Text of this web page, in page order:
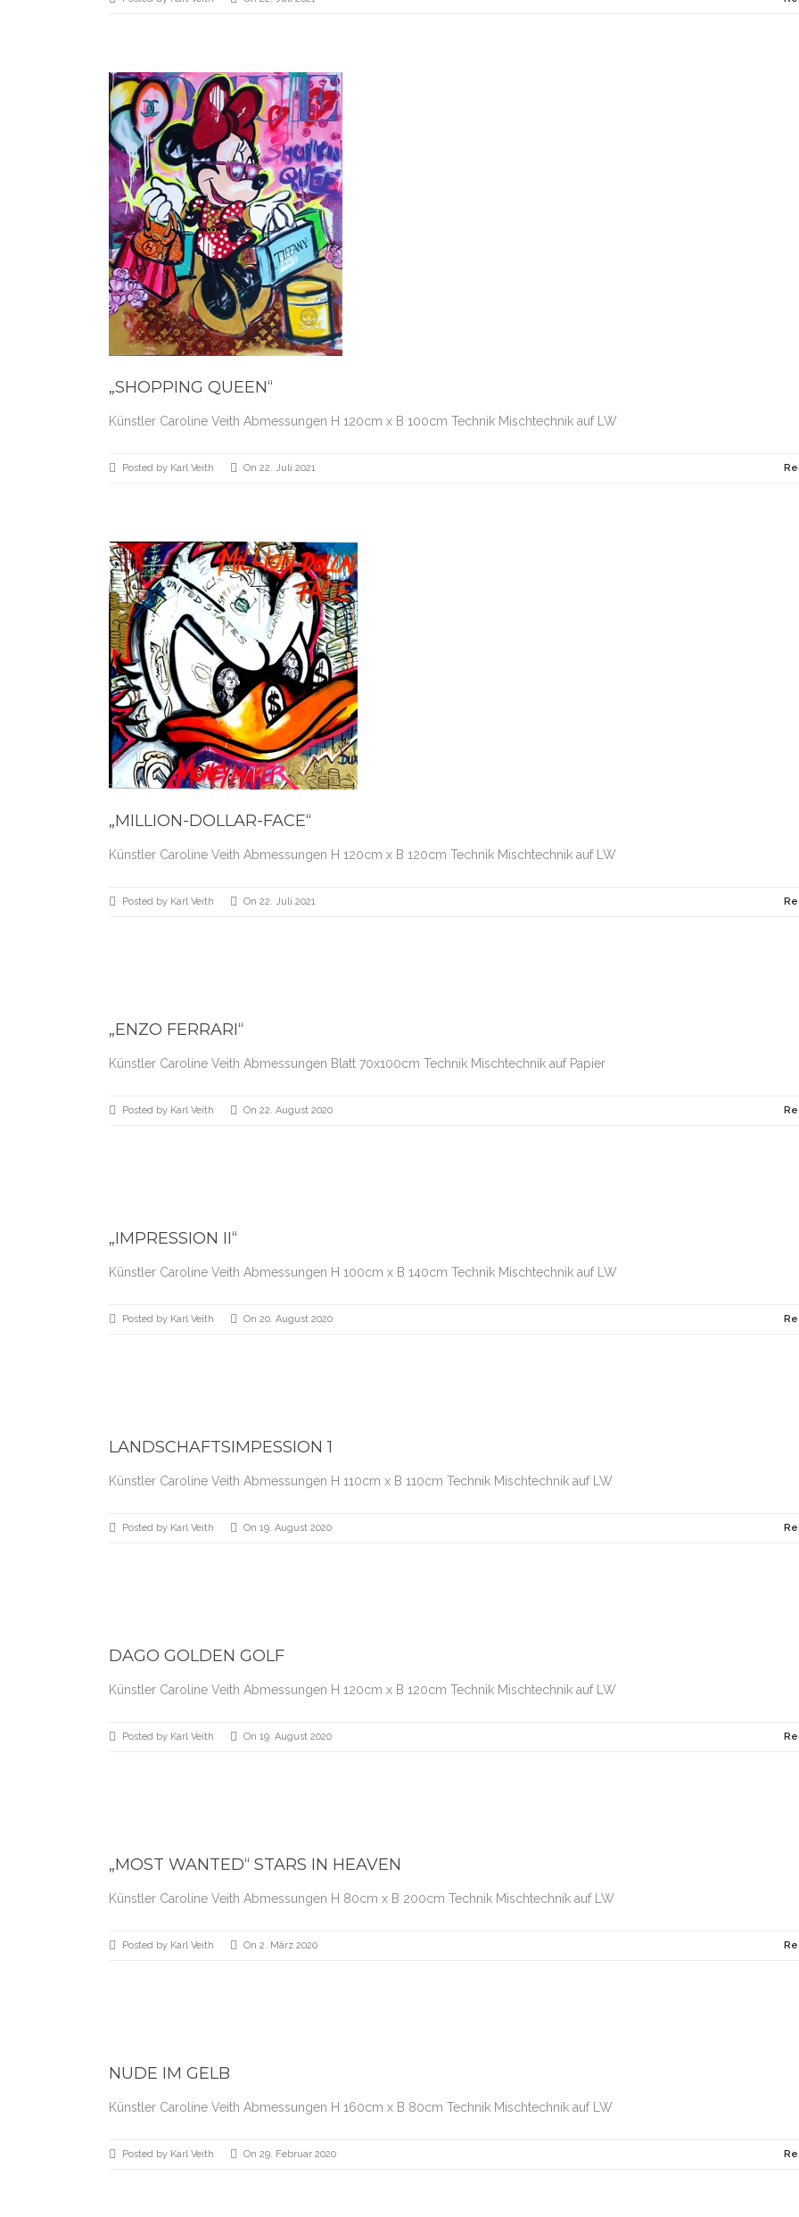
„SHOPPING QUEEN“
Künstler Caroline Veith Abmessungen H 120cm x B 100cm Technik Mischtechnik auf LW
Posted by Karl Veith On 22. Juli 2021
„MILLION-DOLLAR-FACE“
Künstler Caroline Veith Abmessungen H 120cm x B 120cm Technik Mischtechnik auf LW
Posted by Karl Veith On 22. Juli 2021
„ENZO FERRARI“
Künstler Caroline Veith Abmessungen Blatt 70x100cm Technik Mischtechnik auf Papier
Posted by Karl Veith On 22. August 2020
„IMPRESSION II“
Künstler Caroline Veith Abmessungen H 100cm x B 140cm Technik Mischtechnik auf LW
Posted by Karl Veith On 20. August 2020
LANDSCHAFTSIMPESSION 1
Künstler Caroline Veith Abmessungen H 110cm x B 110cm Technik Mischtechnik auf LW
Posted by Karl Veith On 19. August 2020
DAGO GOLDEN GOLF
Künstler Caroline Veith Abmessungen H 120cm x B 120cm Technik Mischtechnik auf LW
Posted by Karl Veith On 19. August 2020
„MOST WANTED“ STARS IN HEAVEN
Künstler Caroline Veith Abmessungen H 80cm x B 200cm Technik Mischtechnik auf LW
Posted by Karl Veith On 2. März 2020
NUDE IM GELB
Künstler Caroline Veith Abmessungen H 160cm x B 80cm Technik Mischtechnik auf LW
Posted by Karl Veith On 29. Februar 2020